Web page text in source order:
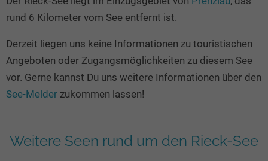
Glamping
Seen in Europa
Österreich
Schweiz
Frankreich
Niederlande
alle Länder…
rund 6 Kilometer vom See entfernt ist.
Derzeit liegen uns keine Informationen zu touristischen
Angeboten oder Zugangsmöglichkeiten zu diesem See
vor. Gerne kannst Du uns weitere Informationen über den
See-Melder zukommen lassen!
Weitere Seen rund um den Rieck-See